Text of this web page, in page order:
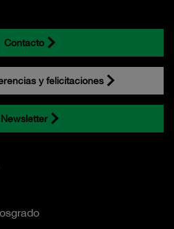
Contacto
y felicitaciones
Newsletter